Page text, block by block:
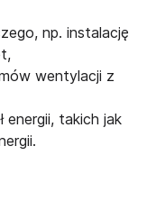
np. instalację
wentylacji z
energii, takich jak